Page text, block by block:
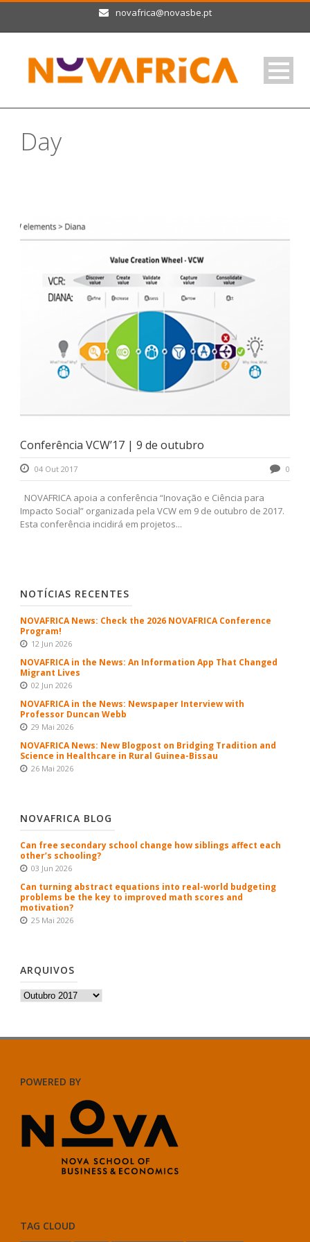
novafrica@novasbe.pt
Day
Conferência VCW’17 | 9 de outubro
04 Out 2017 0
NOVAFRICA apoia a conferência “Inovação e Ciência para
Impacto Social” organizada pela VCW em 9 de outubro de 2017.
Esta conferência incidirá em projetos...
NOTÍCIAS RECENTES
NOVAFRICA News: Check the 2026 NOVAFRICA Conference
Program!
12 Jun 2026
NOVAFRICA in the News: An Information App That Changed
Migrant Lives
02 Jun 2026
NOVAFRICA in the News: Newspaper Interview with
Professor Duncan Webb
29 Mai 2026
NOVAFRICA News: New Blogpost on Bridging Tradition and
Science in Healthcare in Rural Guinea-Bissau
26 Mai 2026
NOVAFRICA BLOG
Can free secondary school change how siblings affect each
other’s schooling?
03 Jun 2026
Can turning abstract equations into real-world budgeting
problems be the key to improved math scores and
motivation?
25 Mai 2026
ARQUIVOS
Arquivos
POWERED BY
TAG CLOUD